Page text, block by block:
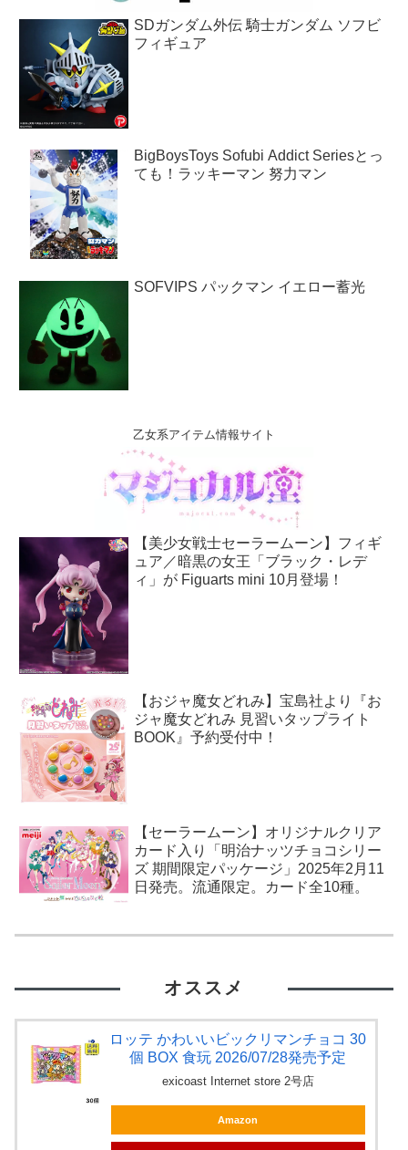
SDガンダム外伝 騎士ガンダム ソフビ
フィギュア
BigBoysToys Sofubi Addict Seriesとっ
ても！ラッキーマン 努力マン
SOFVIPS パックマン イエロー蓄光
乙女系アイテム情報サイト
【美少女戦士セーラームーン】フィギ
ュア／暗黒の女王「ブラック・レデ
ィ」が Figuarts mini 10月登場！
【おジャ魔女どれみ】宝島社より『お
ジャ魔女どれみ 見習いタップライト
BOOK』予約受付中！
【セーラームーン】オリジナルクリア
カード入り「明治ナッツチョコシリー
ズ 期間限定パッケージ」2025年2月11
日発売。流通限定。カード全10種。
オススメ
ロッテ かわいいビックリマンチョコ 30
個 BOX 食玩 2026/07/28発売予定
exicoast Internet store 2号店
Amazon